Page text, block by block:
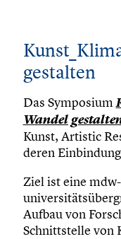
gestalten
Das Symposium
Wandel
Kunst, Artistic
deren
Ziel ist eine
Aufbau von
Schnittstelle von